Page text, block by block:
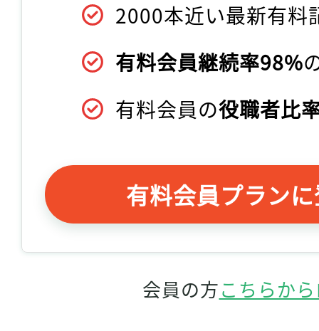
2000本近い最新有料
有料会員継続率98%
有料会員の役職者比
有料会員プラン
会員の方こちらか